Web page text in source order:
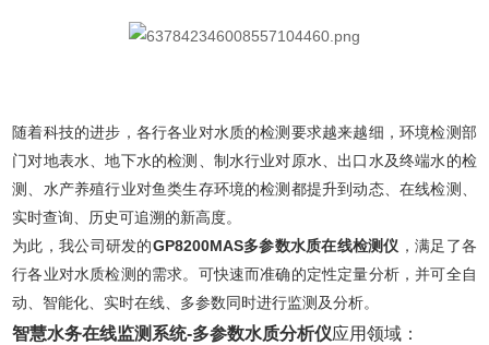
随着科技的进步，各行各业对水质的检测要求越来越细，环境检测部
门对地表水、地下水的检测、制水行业对原水、出口水及终端水的检
测、水产养殖行业对鱼类生存环境的检测都提升到动态、在线检测、
实时查询、历史可追溯的新高度。
为此，我公司研发的GP8200MAS多参数水质在线检测仪 ，满足了各
行各业对水质检测的需求。可快速而准确的定性定量分析，并可全自
动、智能化、实时在线、多参数同时进行监测及分析。
智慧水务在线监测系统-多参数水质分析仪应用领域：